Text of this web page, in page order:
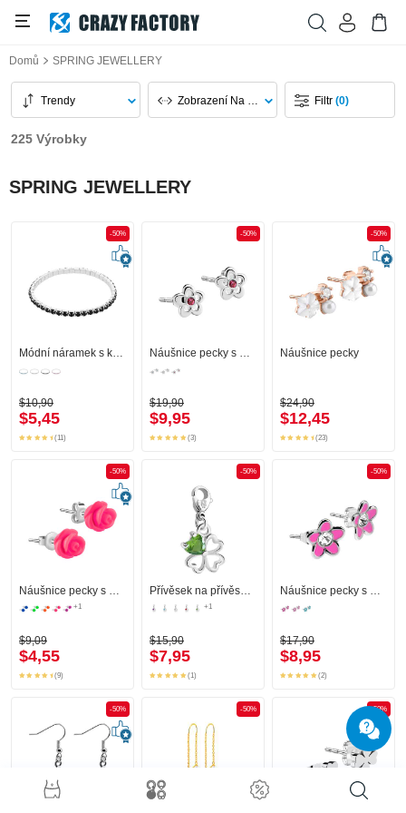
Domů SPRING JEWELLERY
Trendy Zobrazení Na Stránku Filtr(0)
225 Výrobky
SPRING JEWELLERY
-50%
Módní náramek s krystalovým kamínkem v různých barvách
$10,90
$5,45
(11)
-50%
Náušnice pecky s designem květina a krystalovými kamínky
$19,90
$9,95
(3)
-50%
Náušnice pecky
$24,90
$12,45
(23)
-50%
+1
$9,09
$4,55
(9)
-50%
Přívěsek na přívěskový náramek s designem květina a krystalovým kamínkem v různých barvách
+1
$15,90
$7,95
(1)
-50%
$17,90
$8,95
(2)
-50% -50% -50%